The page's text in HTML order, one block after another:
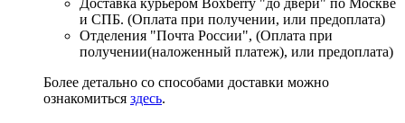
и СПБ. (Оплата при получении, или предоплата)
Отделения "Почта России", (Оплата при
получении(наложенный платеж), или предоплата)
Более детально со способами доставки можно
ознакомиться здесь.